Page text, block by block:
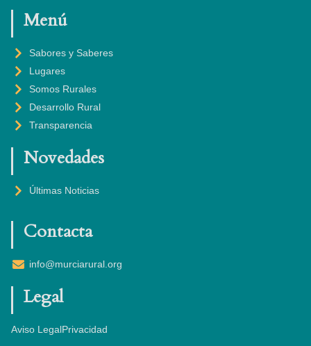
E
Menú
Sabores y Saberes
Lugares
Somos Rurales
Desarrollo Rural
Transparencia
Novedades
Últimas Noticias
Contacta
info@murciarural.org
Legal
Aviso LegalPrivacidad